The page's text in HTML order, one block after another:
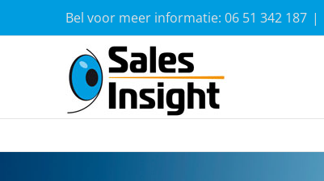
Bel voor meer informatie: 06 51 342 187 |